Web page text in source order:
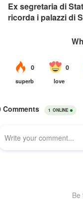
Ex segretaria di
ricorda i palazzi di